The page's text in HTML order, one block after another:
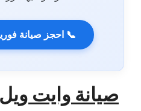
📞 احجز صيانة
صيانة وايت